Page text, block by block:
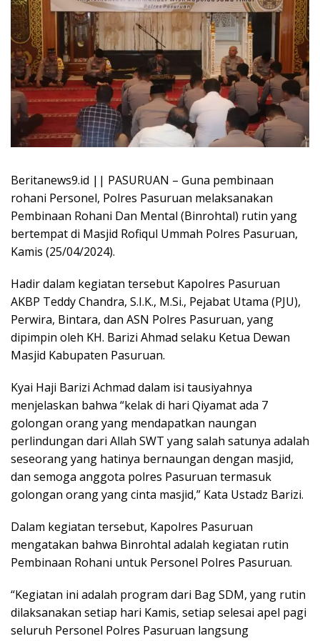
Beritanews9.id || PASURUAN – Guna pembinaan
rohani Personel, Polres Pasuruan melaksanakan
Pembinaan Rohani Dan Mental (Binrohtal) rutin yang
bertempat di Masjid Rofiqul Ummah Polres Pasuruan,
Kamis (25/04/2024).
Hadir dalam kegiatan tersebut Kapolres Pasuruan
AKBP Teddy Chandra, S.I.K., M.Si., Pejabat Utama (PJU),
Perwira, Bintara, dan ASN Polres Pasuruan, yang
dipimpin oleh KH. Barizi Ahmad selaku Ketua Dewan
Masjid Kabupaten Pasuruan.
Kyai Haji Barizi Achmad dalam isi tausiyahnya
menjelaskan bahwa “kelak di hari Qiyamat ada 7
golongan orang yang mendapatkan naungan
perlindungan dari Allah SWT yang salah satunya adalah
seseorang yang hatinya bernaungan dengan masjid,
dan semoga anggota polres Pasuruan termasuk
golongan orang yang cinta masjid,” Kata Ustadz Barizi.
Dalam kegiatan tersebut, Kapolres Pasuruan
mengatakan bahwa Binrohtal adalah kegiatan rutin
Pembinaan Rohani untuk Personel Polres Pasuruan.
“Kegiatan ini adalah program dari Bag SDM, yang rutin
dilaksanakan setiap hari Kamis, setiap selesai apel pagi
seluruh Personel Polres Pasuruan langsung